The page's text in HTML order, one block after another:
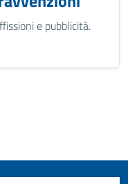
e pubblicità.